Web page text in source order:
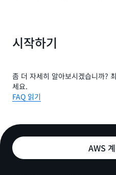
시작하기
좀 더 자세히 알아보시겠습니까?
세요.
FAQ 읽기
AWS